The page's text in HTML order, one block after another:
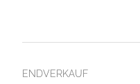
ENDVERKAUF